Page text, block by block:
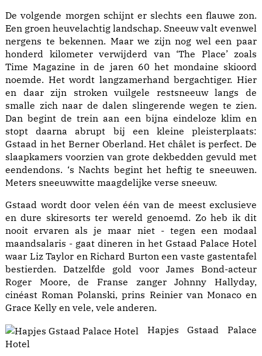
De volgende morgen schijnt er slechts een flauwe zon.
Een groen heuvelachtig landschap. Sneeuw valt evenwel
nergens te bekennen. Maar we zijn nog wel een paar
honderd kilometer verwijderd van ‘The Place’ zoals
Time Magazine in de jaren 60 het mondaine skioord
noemde. Het wordt langzamerhand bergachtiger. Hier
en daar zijn stroken vuilgele restsneeuw langs de
smalle zich naar de dalen slingerende wegen te zien.
Dan begint de trein aan een bijna eindeloze klim en
stopt daarna abrupt bij een kleine pleisterplaats:
Gstaad in het Berner Oberland. Het châlet is perfect. De
slaapkamers voorzien van grote dekbedden gevuld met
eendendons. ‘s Nachts begint het heftig te sneeuwen.
Meters sneeuwwitte maagdelijke verse sneeuw.
Gstaad wordt door velen één van de meest exclusieve
en dure skiresorts ter wereld genoemd. Zo heb ik dit
nooit ervaren als je maar niet - tegen een modaal
maandsalaris - gaat dineren in het Gstaad Palace Hotel
waar Liz Taylor en Richard Burton een vaste gastentafel
bestierden. Datzelfde gold voor James Bond-acteur
Roger Moore, de Franse zanger Johnny Hallyday,
cinéast Roman Polanski, prins Reinier van Monaco en
Grace Kelly en vele, vele anderen.
Hapjes Gstaad Palace
Hotel